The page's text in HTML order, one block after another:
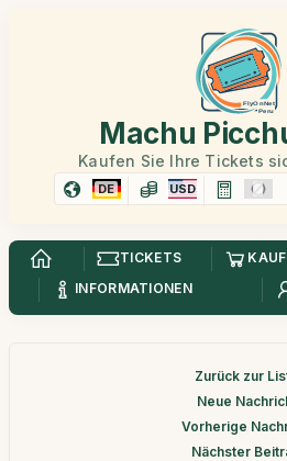
Machu
Kaufen Sie Ihre Tickets
DE USD
TICKETS KAUF
INFORMATIONEN
Zurück zur
Neue
Vorherige
Nächster